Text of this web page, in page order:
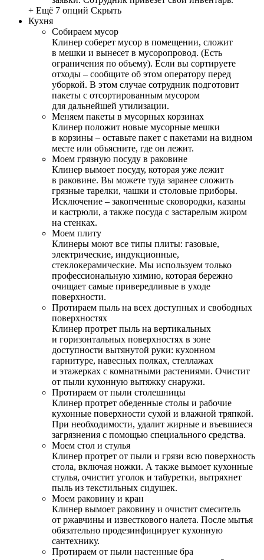
+ Ещё 7 опций Скрыть
Кухня
Собираем мусор
Клинер соберет мусор в помещении, сложит
в мешки и вынесет в мусоропровод. (Есть
ограничения по объему). Если вы сортируете
отходы – сообщите об этом оператору перед
уборкой. В этом случае сотрудник подготовит
пакеты с отсортированным мусором
для дальнейшей утилизации.
Меняем пакеты в мусорных корзинах
Клинер положит новые мусорные мешки
в корзины – оставьте пакет с пакетами на видном
месте или объясните, где он лежит.
Моем грязную посуду в раковине
Клинер вымоет посуду, которая уже лежит
в раковине. Вы можете туда заранее сложить
грязные тарелки, чашки и столовые приборы.
Исключение – закопченные сковородки, казаны
и кастрюли, а также посуда с застарелым жиром
на стенках.
Моем плиту
Клинеры моют все типы плиты: газовые,
электрические, индукционные,
стеклокерамические. Мы используем только
профессиональную химию, которая бережно
очищает самые привередливые в уходе
поверхности.
Протираем пыль на всех доступных и свободных
поверхностях
Клинер протрет пыль на вертикальных
и горизонтальных поверхностях в зоне
доступности вытянутой руки: кухонном
гарнитуре, навесных полках, стеллажах
и этажерках с комнатными растениями. Очистит
от пыли кухонную вытяжку снаружи.
Протираем от пыли столешницы
Клинер протрет обеденные столы и рабочие
кухонные поверхности сухой и влажной тряпкой.
При необходимости, удалит жирные и въевшиеся
загрязнения с помощью специального средства.
Моем стол и стулья
Клинер протрет от пыли и грязи всю поверхность
стола, включая ножки. А также вымоет кухонные
стулья, очистит уголок и табуретки, вытряхнет
пыль из текстильных сидушек.
Моем раковину и кран
Клинер вымоет раковину и очистит смеситель
от ржавчины и известкового налета. После мытья
обязательно продезинфицирует кухонную
сантехнику.
Протираем от пыли настенные бра